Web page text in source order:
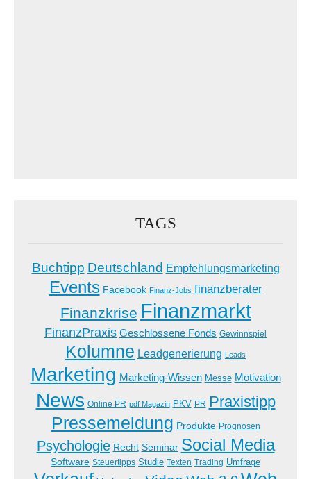
TAGS
Buchtipp Deutschland Empfehlungsmarketing
Events Facebook Finanz-Jobs finanzberater
Finanzkrise Finanzmarkt
FinanzPraxis Geschlossene Fonds Gewinnspiel
Kolumne Leadgenerierung Leads
Marketing Marketing-Wissen Messe Motivation
News Online PR pdf Magazin PKV PR Praxistipp
Pressemeldung Produkte Prognosen
Psychologie Recht Seminar Social Media
Software Steuertipps Studie Texten Trading Umfrage